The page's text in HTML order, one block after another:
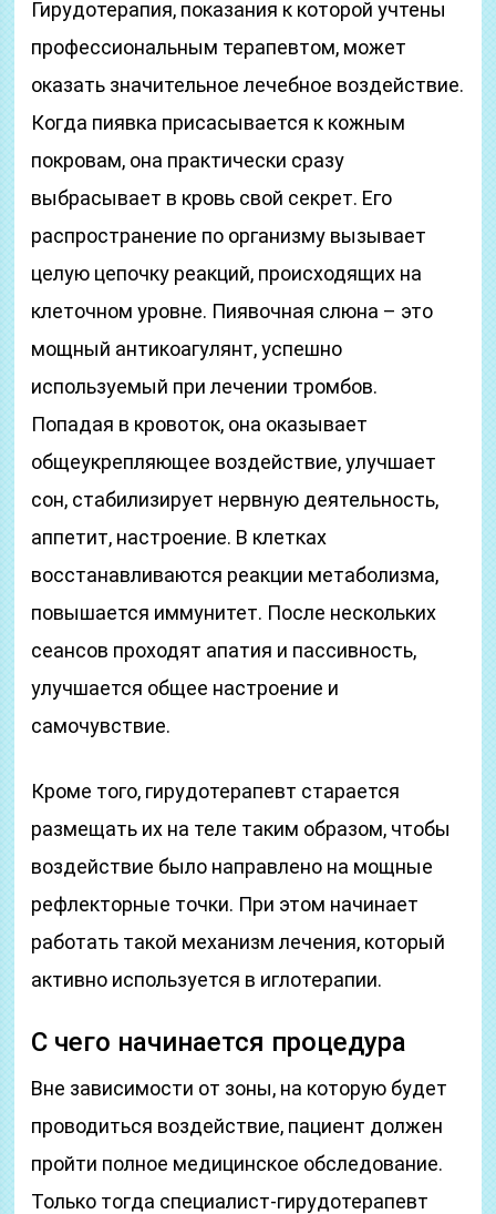
Гирудотерапия, показания к которой учтены
профессиональным терапевтом, может
оказать значительное лечебное воздействие.
Когда пиявка присасывается к кожным
покровам, она практически сразу
выбрасывает в кровь свой секрет. Его
распространение по организму вызывает
целую цепочку реакций, происходящих на
клеточном уровне. Пиявочная слюна – это
мощный антикоагулянт, успешно
используемый при лечении тромбов.
Попадая в кровоток, она оказывает
общеукрепляющее воздействие, улучшает
сон, стабилизирует нервную деятельность,
аппетит, настроение. В клетках
восстанавливаются реакции метаболизма,
повышается иммунитет. После нескольких
сеансов проходят апатия и пассивность,
улучшается общее настроение и
самочувствие.
Кроме того, гирудотерапевт старается
размещать их на теле таким образом, чтобы
воздействие было направлено на мощные
рефлекторные точки. При этом начинает
работать такой механизм лечения, который
активно используется в иглотерапии.
С чего начинается процедура
Вне зависимости от зоны, на которую будет
проводиться воздействие, пациент должен
пройти полное медицинское обследование.
Только тогда специалист-гирудотерапевт